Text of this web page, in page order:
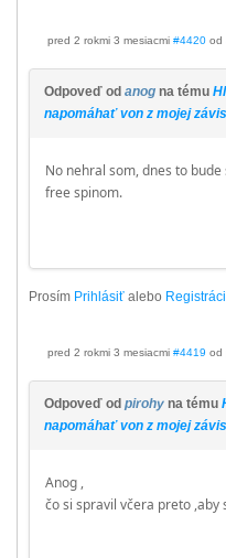
pred 2 rokmi 3 mesiacmi #4420 od
Odpoveď od anog na tému
napomáhať von z mojej
No nehral som, dnes to
free spinom.
Prosím Prihlásiť alebo
pred 2 rokmi 3 mesiacmi #4419 od
Odpoveď od pirohy na tému
napomáhať von z mojej
Anog ,
čo si spravil včera preto ,aby